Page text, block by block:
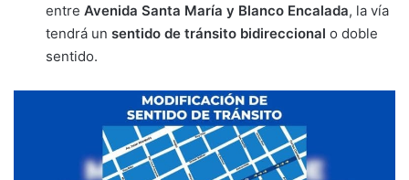
entre Avenida Santa María y Blanco Encalada, la vía
tendrá un sentido de tránsito bidireccional o doble
sentido.